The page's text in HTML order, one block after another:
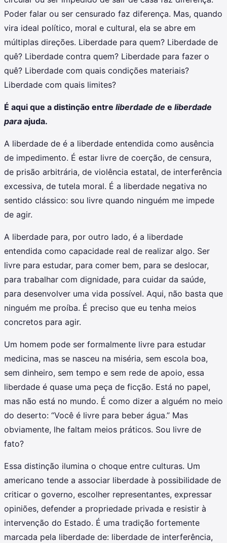
Poder falar ou ser censurado faz diferença. Mas, quando
vira ideal político, moral e cultural, ela se abre em
múltiplas direções. Liberdade para quem? Liberdade de
quê? Liberdade contra quem? Liberdade para fazer o
quê? Liberdade com quais condições materiais?
Liberdade com quais limites?
É aqui que a distinção entre liberdade de e liberdade
paraajuda.
A liberdade de é a liberdade entendida como ausência
de impedimento. É estar livre de coerção, de censura,
de prisão arbitrária, de violência estatal, de interferência
excessiva, de tutela moral. É a liberdade negativa no
sentido clássico: sou livre quando ninguém me impede
de agir.
A liberdade para, por outro lado, é a liberdade
entendida como capacidade real de realizar algo. Ser
livre para estudar, para comer bem, para se deslocar,
para trabalhar com dignidade, para cuidar da saúde,
para desenvolver uma vida possível. Aqui, não basta que
ninguém me proíba. É preciso que eu tenha meios
concretos para agir.
Um homem pode ser formalmente livre para estudar
medicina, mas se nasceu na miséria, sem escola boa,
sem dinheiro, sem tempo e sem rede de apoio, essa
liberdade é quase uma peça de ficção. Está no papel,
mas não está no mundo. É como dizer a alguém no meio
do deserto: “Você é livre para beber água.” Mas
obviamente, lhe faltam meios práticos. Sou livre de
fato?
Essa distinção ilumina o choque entre culturas. Um
americano tende a associar liberdade à possibilidade de
criticar o governo, escolher representantes, expressar
opiniões, defender a propriedade privada e resistir à
intervenção do Estado. É uma tradição fortemente
marcada pela liberdade de: liberdade de interferência,